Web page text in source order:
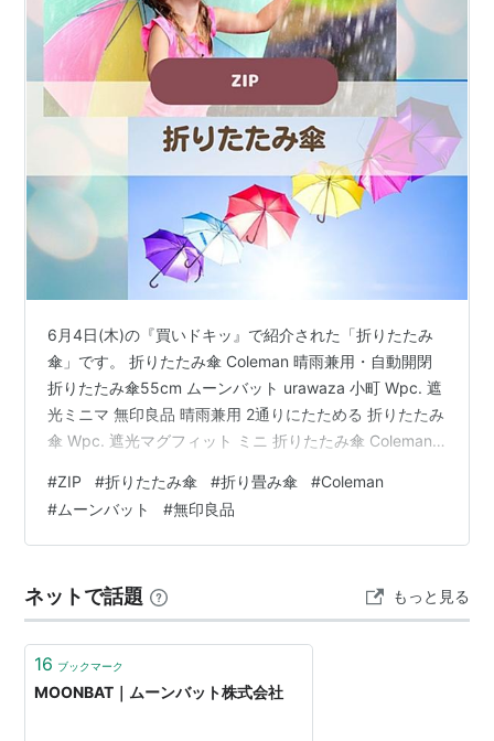
6月4日(木)の『買いドキッ』で紹介された「折りたたみ
傘」です。 折りたたみ傘 Coleman 晴雨兼用・自動開閉
折りたたみ傘55cm ムーンバット urawaza 小町 Wpc. 遮
光ミニマ 無印良品 晴雨兼用 2通りにたためる 折りたたみ
傘 Wpc. 遮光マグフィット ミニ 折りたたみ傘 Coleman
UVカット99.9％以上の晴雨兼用で自動開閉式の折りたた
み傘です。 「Coleman 晴雨兼用・自動開閉折りたたみ傘
55cm アイボリー」が発売中♪遮光90％以上、UVカット
イボ…
#ZIP #折りたたみ傘 #折り畳み傘 #Coleman
#ムーンバット #無印良品
ネットで話題 もっと見る
16 ブックマーク
MOONBAT｜ムーンバット株式会社